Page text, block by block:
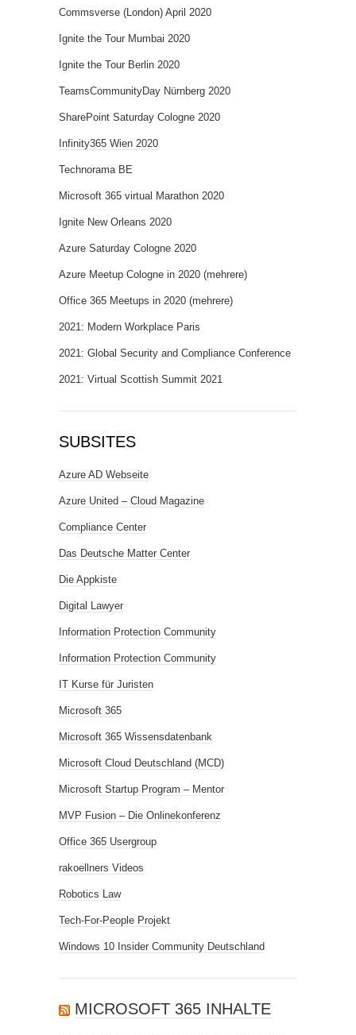
Commsverse (London) April 2020
Ignite the Tour Mumbai 2020
Ignite the Tour Berlin 2020
TeamsCommunityDay Nürnberg 2020
SharePoint Saturday Cologne 2020
Infinity365 Wien 2020
Technorama BE
Microsoft 365 virtual Marathon 2020
Ignite New Orleans 2020
Azure Saturday Cologne 2020
Azure Meetup Cologne in 2020 (mehrere)
Office 365 Meetups in 2020 (mehrere)
2021: Modern Workplace Paris
2021: Global Security and Compliance Conference
2021: Virtual Scottish Summit 2021
SUBSITES
Azure AD Webseite
Azure United – Cloud Magazine
Compliance Center
Das Deutsche Matter Center
Die Appkiste
Digital Lawyer
Information Protection Community
Information Protection Community
IT Kurse für Juristen
Microsoft 365
Microsoft 365 Wissensdatenbank
Microsoft Cloud Deutschland (MCD)
Microsoft Startup Program – Mentor
MVP Fusion – Die Onlinekonferenz
Office 365 Usergroup
rakoellners Videos
Robotics Law
Tech-For-People Projekt
Windows 10 Insider Community Deutschland
MICROSOFT 365 INHALTE